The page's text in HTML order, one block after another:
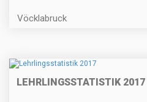
Vöcklabruck
LEHRLINGSSTATISTIK 2017